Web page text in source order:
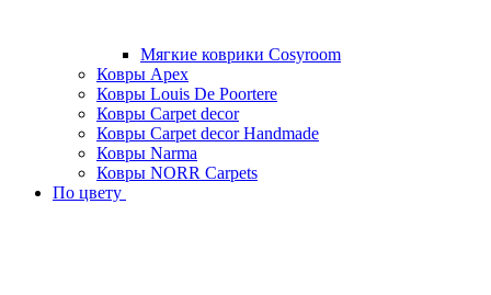
Мягкие коврики Cosyroom
Ковры Apex
Ковры Louis De Poortere
Ковры Carpet decor
Ковры Carpet decor Handmade
Ковры Narma
Ковры NORR Carpets
По цвету